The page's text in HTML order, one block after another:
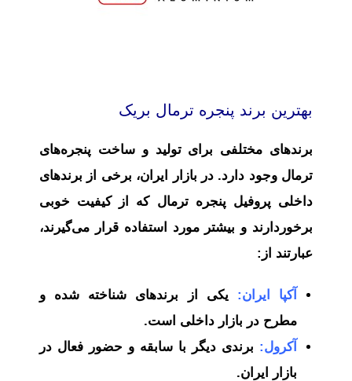
بهترین برند پنجره ترمال بریک
برندهای مختلفی برای تولید و ساخت پنجره‌های
ترمال وجود دارد. در بازار ایران، برخی از برندهای
داخلی پروفیل پنجره ترمال که از کیفیت خوبی
برخوردارند و بیشتر مورد استفاده قرار می‌گیرند،
عبارتند از:
آکپا ایران: یکی از برندهای شناخته شده و
مطرح در بازار داخلی است.
آکرول: برندی دیگر با سابقه و حضور فعال در
بازار ایران.